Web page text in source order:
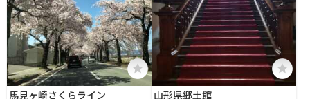
馬見ヶ崎さくらライン 山形県郷土館